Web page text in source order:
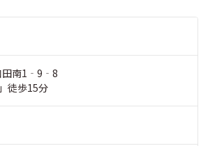
田南1‐9‐8
徒歩15分